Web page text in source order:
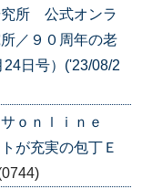
究所 公式オンラ
／９０周年の老
日号）('23/08/2
ｏｎｌｉｎｅ
が充実の包丁Ｅ